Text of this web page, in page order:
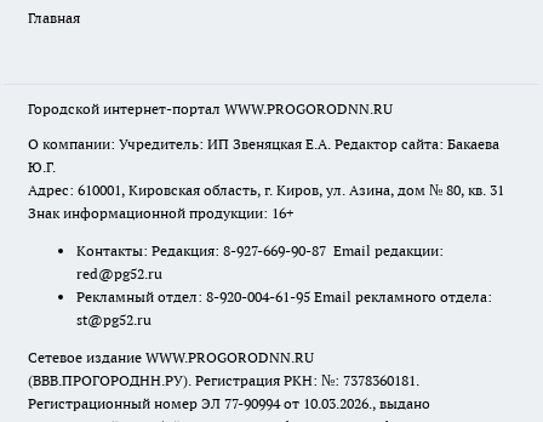
Главная
Городской интернет-портал WWW.PROGORODNN.RU
О компании: Учредитель: ИП Звеняцкая Е.А. Редактор сайта: Бакаева
Ю.Г.
Адрес: 610001, Кировская область, г. Киров, ул. Азина, дом № 80, кв. 31
Знак информационной продукции: 16+
Контакты: Редакция: 8-927-669-90-87 Email редакции:
red@pg52.ru
Рекламный отдел: 8-920-004-61-95 Email рекламного отдела:
st@pg52.ru
Сетевое издание WWW.PROGORODNN.RU
(ВВВ.ПРОГОРОДНН.РУ). Регистрация РКН: №: 7378360181.
Регистрационный номер ЭЛ 77-90994 от 10.03.2026., выдано